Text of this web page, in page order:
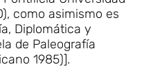
como asimismo es
Diplomática y
de Paleografía
1985)].